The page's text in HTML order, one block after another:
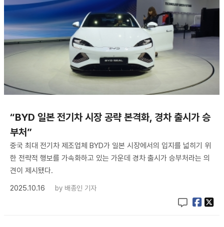
“BYD 일본 전기차 시장 공략 본격화, 경차 출시가 승
부처”
중국 최대 전기차 제조업체 BYD가 일본 시장에서의 입지를 넓히기 위
한 전략적 행보를 가속화하고 있는 가운데 경차 출시가 승부처라는 의
견이 제시됐다.
2025.10.16
by 배종인 기자